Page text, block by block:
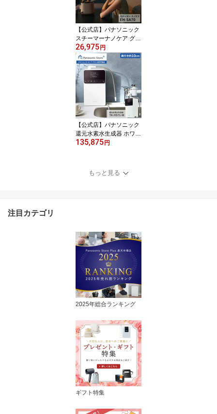
脂 毛穴 角質 拭き取り ク
レンジング 新生活 送料
無料
【公式店】パナソニック
スチーマーナノケア グレ
ージュ EH-SA70-H 無料
ギフトラッピング 美容家
電 スキンケア スチーマ
ー ナノケア アロマ 保湿
うるおい 肌 美顔器 おう
ち美容 セルフ エステ リ
ラックス クリア ハリ キ
メ 弾力 素肌 クレンジン
グ あかり 送料無料
26,975 円
【公式店】パナソニック
還元水素水生成器 ホワイ
ト TK-HS71-W 整水器 浄
弱酸性水 酸性水 節水 キ
ッチン 飲料水 料理 スポ
135,875 円
もっと見る
注目カテゴリ
2025年総合ランキング
ギフト特集